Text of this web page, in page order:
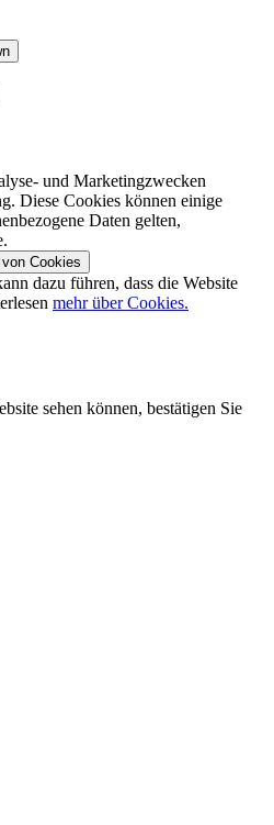
und Marketingzwecken
Diese Cookies können einige
Daten gelten,
Cookies
dazu führen, dass die Website
mehr über Cookies.
sehen können, bestätigen Sie